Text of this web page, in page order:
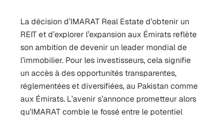
La décision d’IMARAT Real Estate d’obtenir un
REIT et d’explorer l’expansion aux Émirats reflète
son ambition de devenir un leader mondial de
l’immobilier. Pour les investisseurs, cela signifie
un accès à des opportunités transparentes,
réglementées et diversifiées, au Pakistan comme
aux Émirats. L’avenir s’annonce prometteur alors
qu’IMARAT comble le fossé entre le potentiel